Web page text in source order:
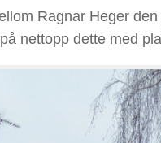
Ragnar Heger
nettopp dette med